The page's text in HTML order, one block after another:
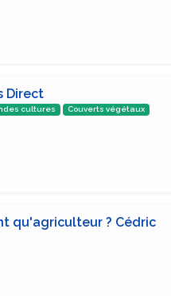
Direct
cultures
Couverts végétaux
qu'agriculteur ? Cédric